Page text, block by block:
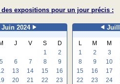
des expositions pour un jour précis :
Juin 2024
J V S
D
1
2
5 6 7 8
9
13 14 15
16
20 21 22
23
L M M
1
2 3
8
9 10
15
16 17
22
23 24